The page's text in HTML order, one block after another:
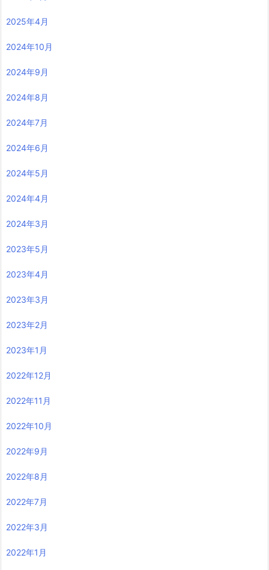
2025年4月
2024年10月
2024年9月
2024年8月
2024年7月
2024年6月
2024年5月
2024年4月
2024年3月
2023年5月
2023年4月
2023年3月
2023年2月
2023年1月
2022年12月
2022年11月
2022年10月
2022年9月
2022年8月
2022年7月
2022年3月
2022年1月